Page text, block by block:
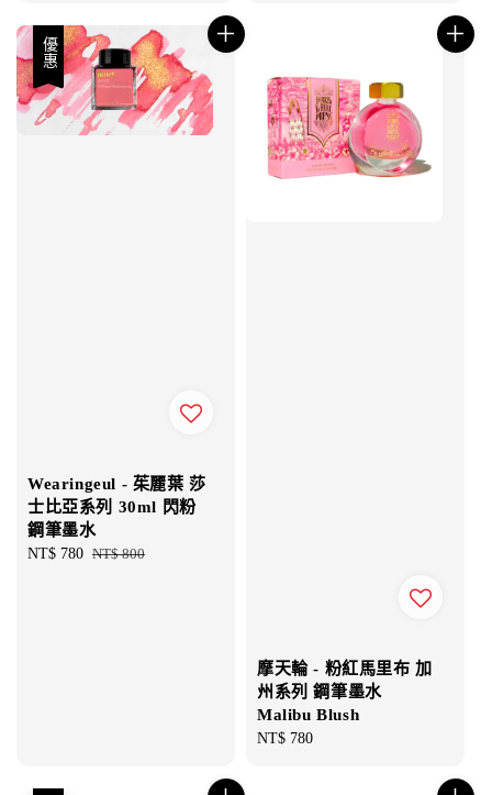
優惠
Wearingeul - 茱麗葉 莎
士比亞系列 30ml 閃粉
鋼筆墨水
Sale
NT$ 780 Regular
NT$ 800
摩天輪 - 粉紅馬里布 加
州系列 鋼筆墨水
Malibu Blush
Regular
NT$ 780